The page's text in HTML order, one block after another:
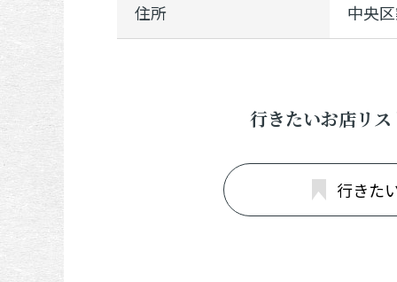
住所 中央
行きたいお店リ
行きた